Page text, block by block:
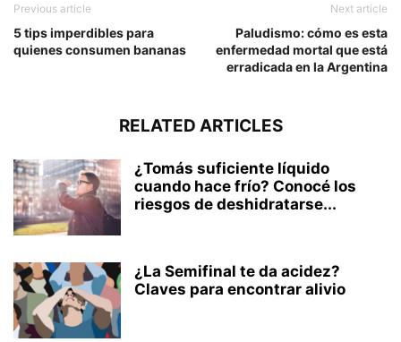
Previous article
5 tips imperdibles para
quienes consumen bananas
Next article
Paludismo: cómo es esta
enfermedad mortal que está
erradicada en la Argentina
RELATED ARTICLES
¿Tomás suficiente líquido
cuando hace frío? Conocé los
riesgos de deshidratarse...
¿La Semifinal te da acidez?
Claves para encontrar alivio